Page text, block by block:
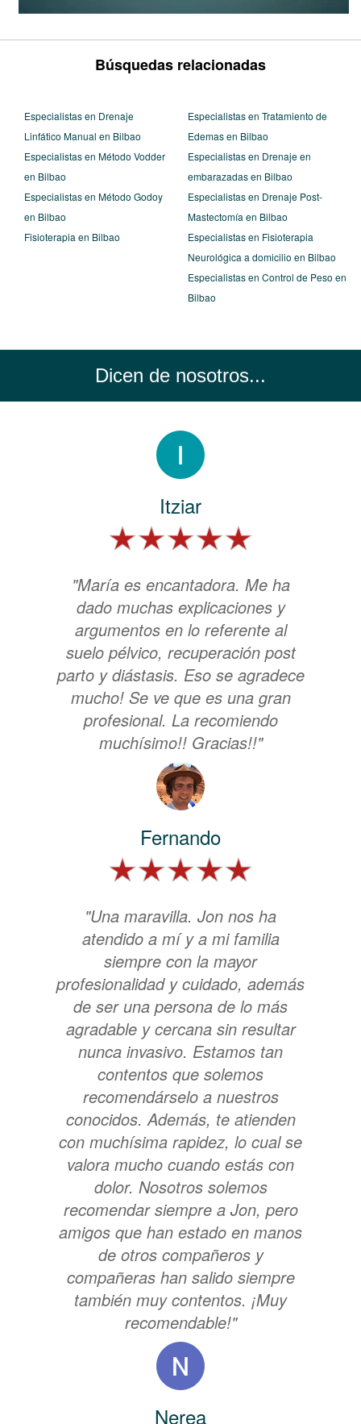
Búsquedas relacionadas
Especialistas en Drenaje
Linfático Manual en Bilbao
Especialistas en Método Vodder
en Bilbao
Especialistas en Método Godoy
en Bilbao
Fisioterapia en Bilbao
Especialistas en Tratamiento de
Edemas en Bilbao
Especialistas en Drenaje en
embarazadas en Bilbao
Especialistas en Drenaje Post-
Mastectomía en Bilbao
Especialistas en Fisioterapia
Neurológica a domicilio en Bilbao
Especialistas en Control de Peso en
Bilbao
Dicen de nosotros...
Itziar
"María es encantadora. Me ha
dado muchas explicaciones y
argumentos en lo referente al
suelo pélvico, recuperación post
parto y diástasis. Eso se agradece
mucho! Se ve que es una gran
profesional. La recomiendo
muchísimo!! Gracias!!"
Fernando
"Una maravilla. Jon nos ha
atendido a mí y a mi familia
siempre con la mayor
profesionalidad y cuidado, además
de ser una persona de lo más
agradable y cercana sin resultar
nunca invasivo. Estamos tan
contentos que solemos
recomendárselo a nuestros
conocidos. Además, te atienden
con muchísima rapidez, lo cual se
valora mucho cuando estás con
dolor. Nosotros solemos
recomendar siempre a Jon, pero
amigos que han estado en manos
de otros compañeros y
compañeras han salido siempre
también muy contentos. ¡Muy
recomendable!"
Nerea